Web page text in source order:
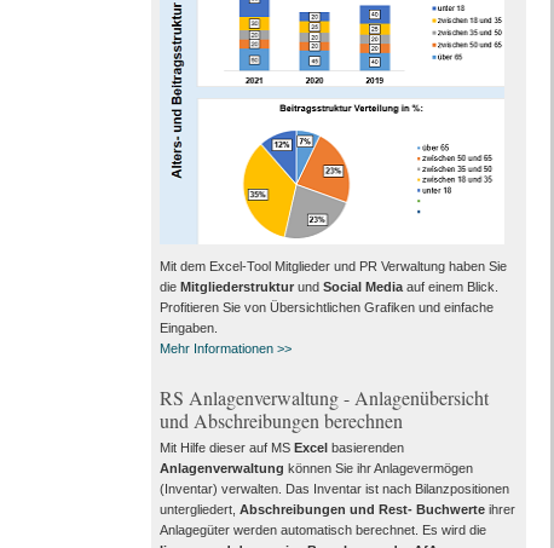
Mit dem Excel-Tool Mitglieder und PR Verwaltung haben Sie
die Mitgliederstrukturund Social Mediaauf einem Blick.
Profitieren Sie von Übersichtlichen Grafiken und einfache
Eingaben.
Mehr Informationen >>
RS Anlagenverwaltung - Anlagenübersicht
und Abschreibungen berechnen
Mit Hilfe dieser auf MS Excelbasierenden
Anlagenverwaltung können Sie ihr Anlagevermögen
(Inventar) verwalten. Das Inventar ist nach Bilanzpositionen
untergliedert, Abschreibungen und Rest- Buchwerteihrer
Anlagegüter werden automatisch berechnet. Es wird die